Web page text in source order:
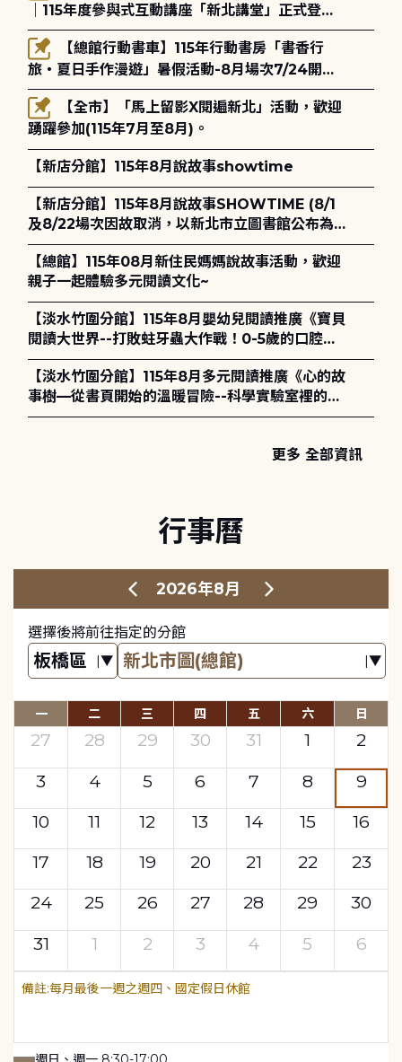
｜115年度參與式互動講座「新北講堂」正式登
場！
旅・夏日手作漫遊」暑假活動-8月場次7/24開始
報名
踴躍參加(115年7月至8月)。
【新店分館】115年8月說故事showtime
【新店分館】115年8月說故事SHOWTIME (8/1
及8/22場次因故取消，以新北市立圖書館公布為
主)
【總館】115年08月新住民媽媽說故事活動，歡迎
親子一起體驗多元閱讀文化~
【淡水竹圍分館】115年8月嬰幼兒閱讀推廣《寶貝
閱讀大世界--打敗蛀牙蟲大作戰！0-5歲的口腔照
護全攻略》
【淡水竹圍分館】115年8月多元閱讀推廣《心的故
事樹—從書頁開始的溫暖冒險--科學實驗室裡的放
電章魚》
更多 全部資訊
行事曆
2026年8月
選擇後將前往指定的分館
一 二 三 四 五 六 日
27 28 29 30 31 1
2
3
4 5 6 7 8
9
10
11 12 13 14 15
16
17
18 19 20 21 22
23
24
25 26 27 28 29
30
31
1 2 3 4 5 6
每月最後一週之週四、國定假日休館